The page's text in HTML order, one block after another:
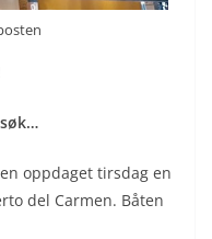
oppdaget tirsdag en
del Carmen. Båten